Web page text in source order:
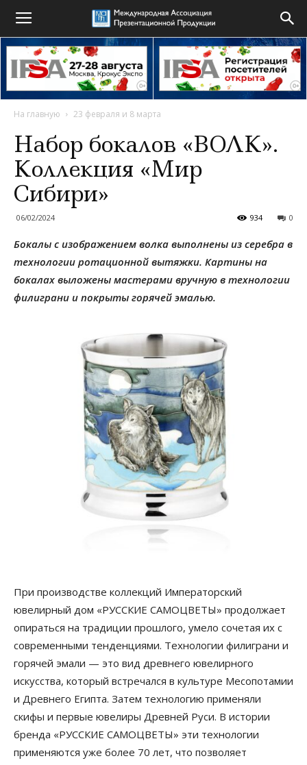
На главную 23 февраля и 8 марта
Набор бокалов «ВОЛК».
Коллекция «Мир
Сибири»
06/02/2024 0
934
Бокалы с изображением волка выполнены из серебра в
технологии ротационной вытяжки. Картины на
бокалах выложены мастерами вручную в технологии
филиграни и покрыты горячей эмалью.
При производстве коллекций Императорский
ювелирный дом «РУССКИЕ САМОЦВЕТЫ» продолжает
опираться на традиции прошлого, умело сочетая их с
современными тенденциями. Технологии филиграни и
горячей эмали — это вид древнего ювелирного
искусства, который встречался в культуре Месопотамии
и Древнего Египта. Затем технологию применяли
скифы и первые ювелиры Древней Руси. В истории
бренда «РУССКИЕ САМОЦВЕТЫ» эти технологии
применяются уже более 70 лет, что позволяет